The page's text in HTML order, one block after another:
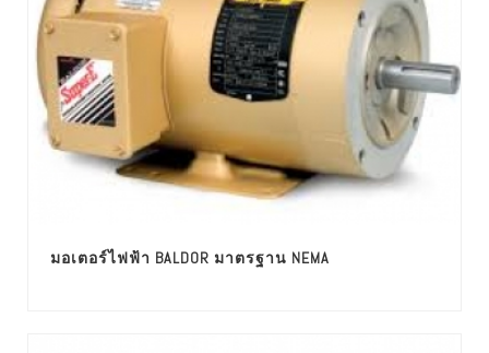
มอเตอร์ไฟฟ้า BALDOR มาตรฐาน NEMA